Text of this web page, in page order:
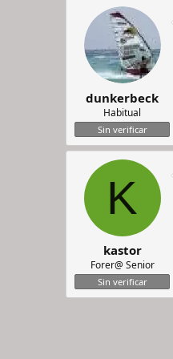
dunkerbeck
Habitual
Sin verificar
K
kastor
Forer@ Senior
Sin verificar